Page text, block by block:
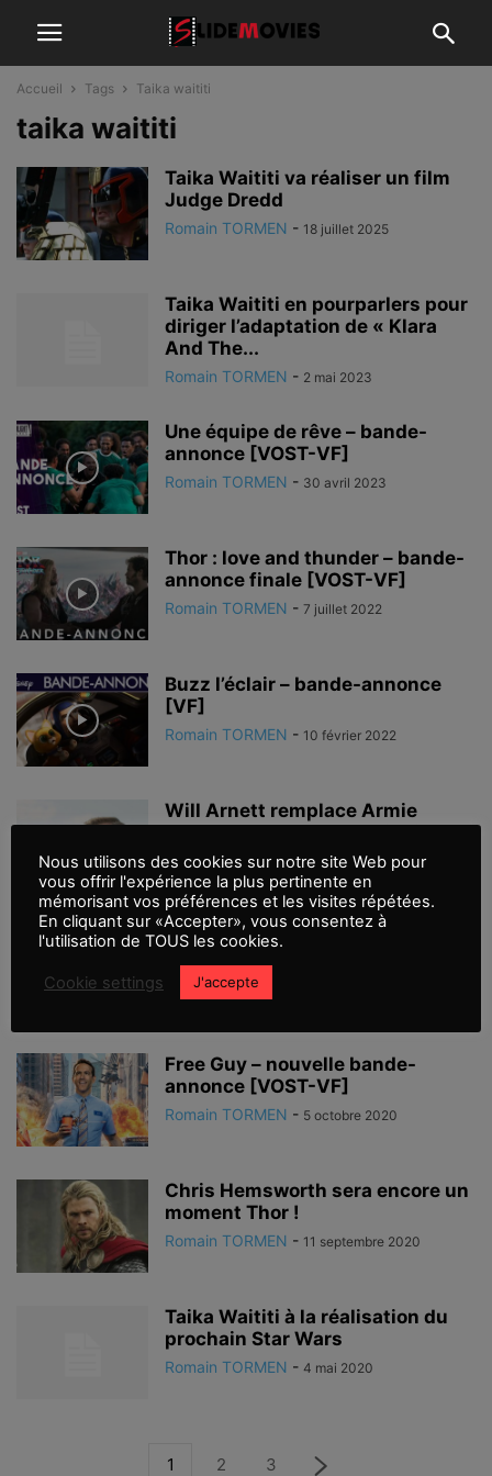
Accueil Tags Taika waititi
taika waititi
Taika Waititi va réaliser un film
Judge Dredd
Romain TORMEN - 18 juillet 2025
Taika Waititi en pourparlers pour
diriger l’adaptation de « Klara
And The...
Romain TORMEN - 2 mai 2023
Une équipe de rêve – bande-
annonce [VOST-VF]
Romain TORMEN - 30 avril 2023
Thor : love and thunder – bande-
annonce finale [VOST-VF]
Romain TORMEN - 7 juillet 2022
Buzz l’éclair – bande-annonce
[VF]
Romain TORMEN - 10 février 2022
Will Arnett remplace Armie
Taika...
Romain TORMEN - 4 janvier 2022
Chris Pratt sera dans ‘Thor Love
and Thunder’
Romain TORMEN
Free Guy – nouvelle bande-
annonce [VOST-VF]
Romain TORMEN - 5 octobre 2020
Chris Hemsworth sera encore un
moment Thor !
Romain TORMEN - 11 septembre 2020
Taika Waititi à la réalisation du
prochain Star Wars
Romain TORMEN - 4 mai 2020
1 2 3
Nous utilisons des cookies sur notre site Web pour
vous offrir l'expérience la plus pertinente en
mémorisant vos préférences et les visites répétées.
En cliquant sur «Accepter», vous consentez à
l'utilisation de TOUS les cookies.
Cookie settings J'accepte